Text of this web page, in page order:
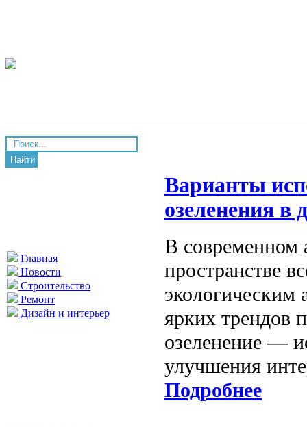
Найти
Главная
Новости
Строительство
Ремонт
Дизайн и интерьер
Варианты
озеленения в
В современном
пространстве
ярких трендов
озеленение —
улучшения
Подробнее